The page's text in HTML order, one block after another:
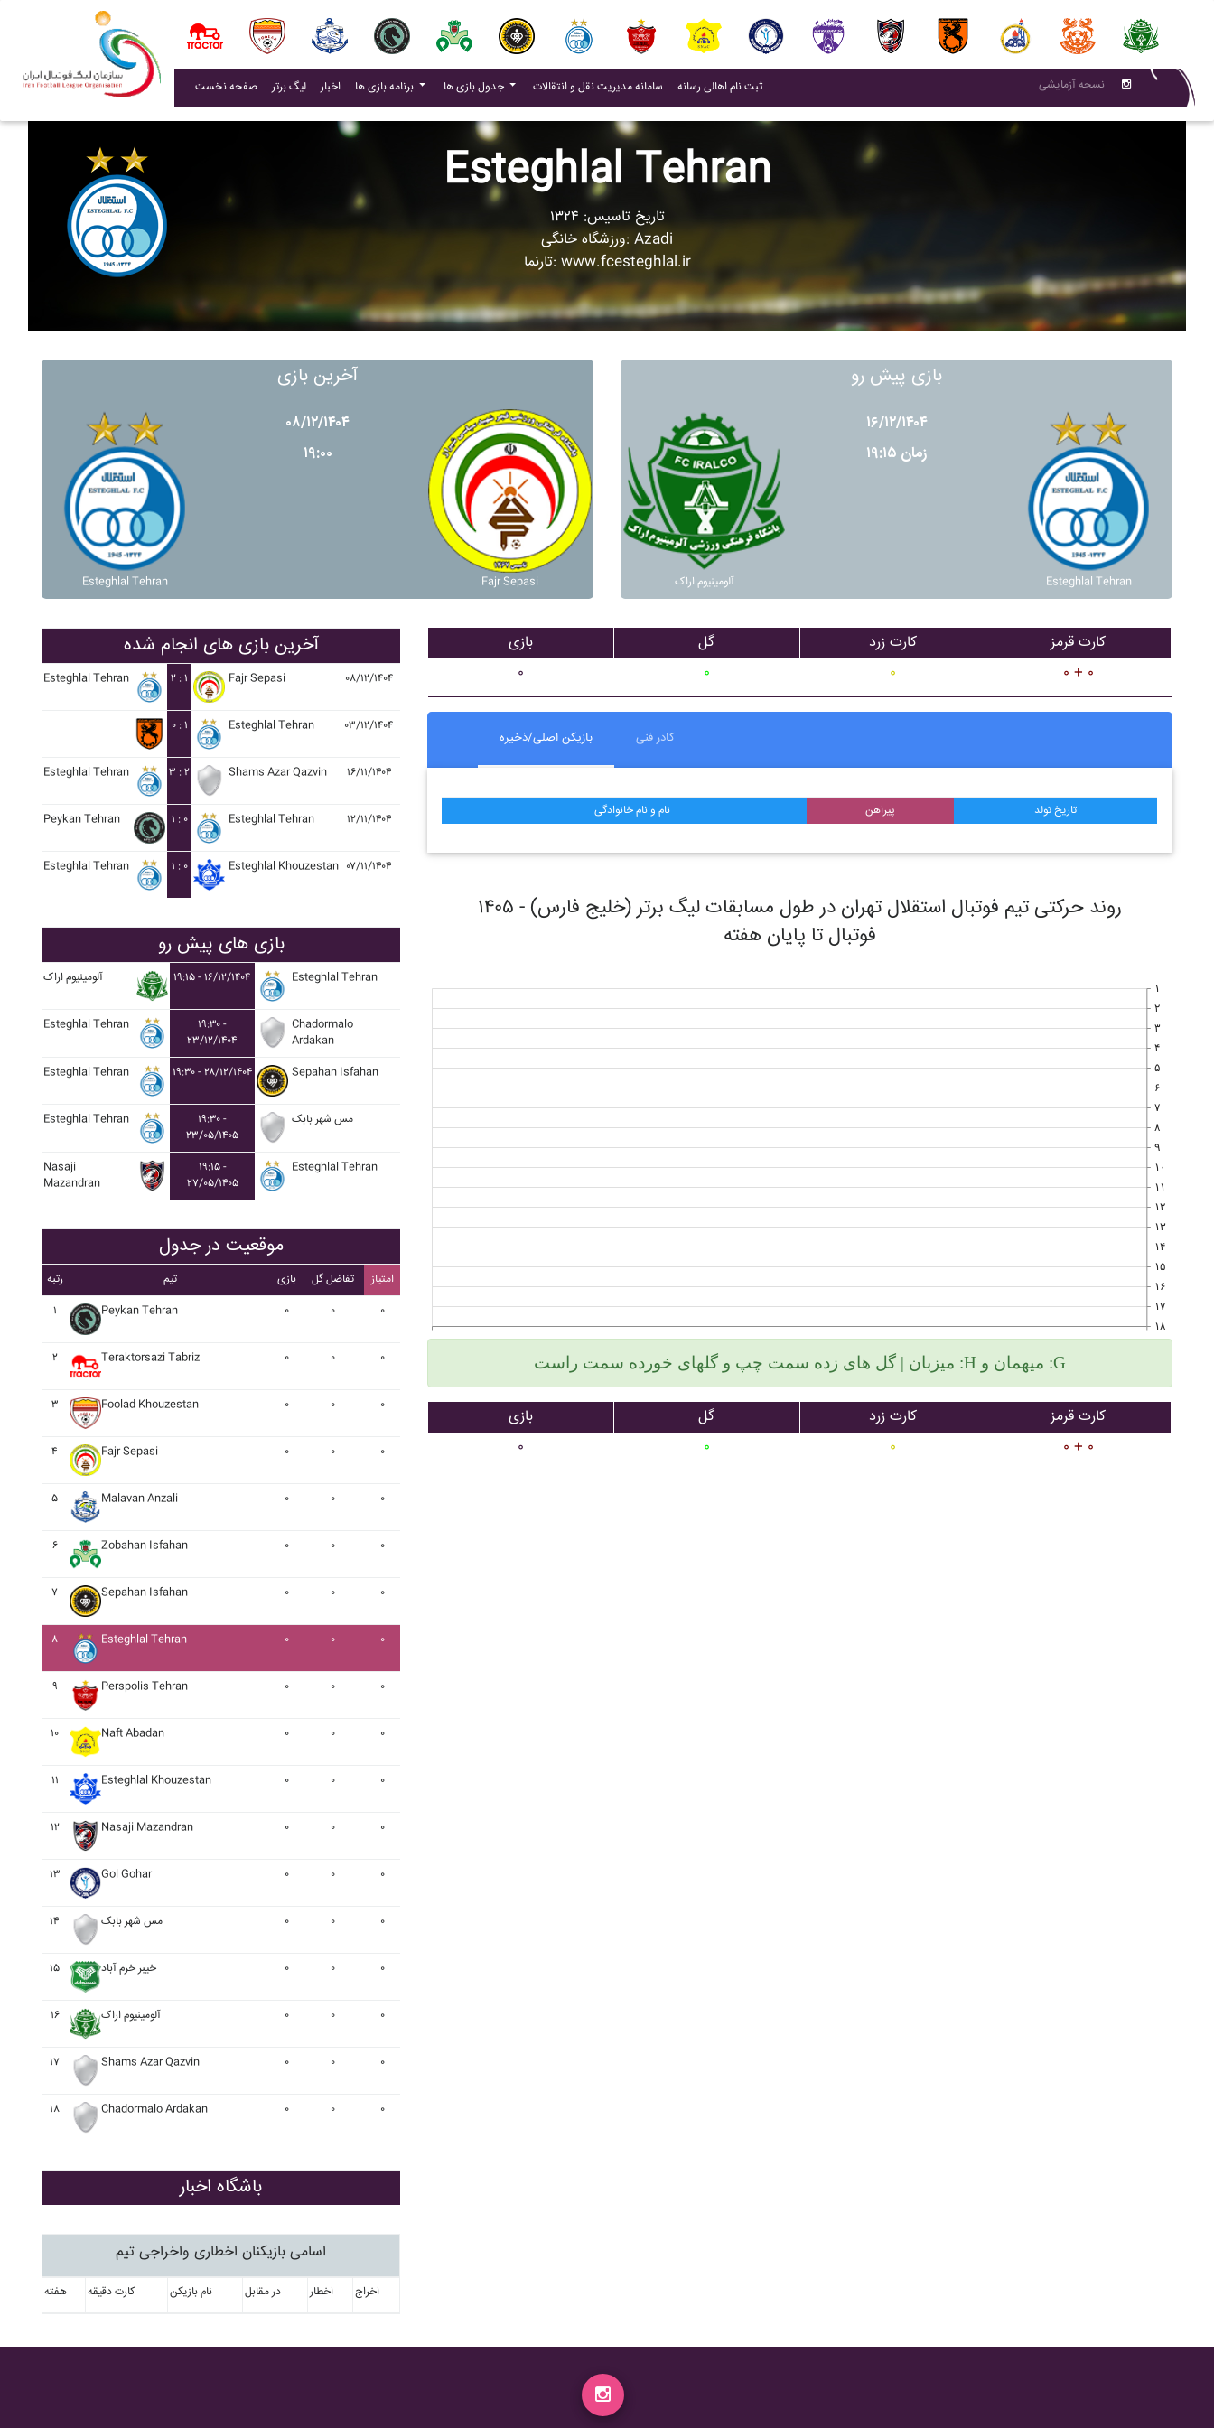
صفحه نخست لیگ برتر اخبار(current) برنامه بازی ها جدول بازی ها سامانه مدیریت نقل و انتقالات (current)
ثبت نام اهالی رسانه(current) نسحه آزمایشی
Esteghlal Tehran
تاریخ تاسیس: ۱۳۲۴
ورزشگاه خانگی: Azadi
تارنما: www.fcesteghlal.ir
آخرین بازی
Esteghlal Tehran
۰۸/۱۲/۱۴۰۴
۱۹:۰۰
Fajr Sepasi
بازی پیش رو
آلومينيوم اراک
۱۶/۱۲/۱۴۰۴
زمان ۱۹:۱۵
Esteghlal Tehran
آخرین بازی های انجام شده
Esteghlal Tehran ۲ : ۱ Fajr Sepasi ۰۸/۱۲/۱۴۰۴
۰ : ۱ Esteghlal Tehran ۰۳/۱۲/۱۴۰۴
Esteghlal Tehran ۳ : ۲ Shams Azar Qazvin ۱۶/۱۱/۱۴۰۴
Peykan Tehran ۱ : ۰ Esteghlal Tehran ۱۲/۱۱/۱۴۰۴
Esteghlal Tehran ۱ : ۰ Esteghlal Khouzestan ۰۷/۱۱/۱۴۰۴
بازی های پیش رو
آلومينيوم اراک ۱۹:۱۵ - ۱۶/۱۲/۱۴۰۴ Esteghlal Tehran
Esteghlal Tehran
۱۹:۳۰ -
۲۳/۱۲/۱۴۰۴
Chadormalo
Ardakan
Esteghlal Tehran
۱۹:۳۰ - ۲۸/۱۲/۱۴۰۴ Sepahan Isfahan
Esteghlal Tehran
۱۹:۳۰ -
۲۳/۰۵/۱۴۰۵
مس شهر بابک
Nasaji
Mazandran
۱۹:۱۵ -
۲۷/۰۵/۱۴۰۵
Esteghlal Tehran
موقعیت در جدول
رتبه تیم بازی تفاضل گل
امتیاز
۱
Peykan Tehran ۰ ۰ ۰
۲ Teraktorsazi Tabriz ۰ ۰ ۰
۳ Foolad Khouzestan ۰ ۰ ۰
۴ Fajr Sepasi ۰ ۰ ۰
۵ Malavan Anzali ۰ ۰ ۰
۶ Zobahan Isfahan ۰ ۰ ۰
۷ Sepahan Isfahan ۰ ۰ ۰
۸ Esteghlal Tehran ۰ ۰ ۰
۹ Perspolis Tehran ۰ ۰ ۰
۱۰ Naft Abadan ۰ ۰ ۰
۱۱ Esteghlal Khouzestan ۰ ۰ ۰
۱۲ Nasaji Mazandran ۰ ۰ ۰
۱۳ Gol Gohar ۰ ۰ ۰
۱۴ مس شهر بابک ۰ ۰ ۰
۱۵ خيبر خرم آباد ۰ ۰ ۰
۱۶ آلومينيوم اراک ۰ ۰ ۰
۱۷ Shams Azar Qazvin ۰ ۰ ۰
۱۸ Chadormalo Ardakan ۰ ۰ ۰
باشگاه اخبار
اسامی بازیکنان اخطاری واخراجی تیم
هفته کارت دقیقه نام بازیکن در مقابل اخطار اخراج
بازی
۰
گل
۰
کارت زرد
۰
کارت قرمز
۰ + ۰
بازیکن اصلی/ذخیره کادر فنی
نام و نام خانوادگی پیراهن تاریخ تولد
روند حرکتی تیم فوتبال استقلال تهران در طول مسابقات ليگ برتر (خليج فارس) - ۱۴۰۵
فوتبال تا پایان هفته
۱
۲
۳
۴
۵
۶
۷
۸
۹
۱۰
۱۱
۱۲
۱۳
۱۴
۱۵
۱۶
۱۷
۱۸
میزبان | گل های زده سمت چپ و گلهای خورده سمت راست :H میهمان و :G
بازی
۰
گل
۰
کارت زرد
۰
کارت قرمز
۰ + ۰